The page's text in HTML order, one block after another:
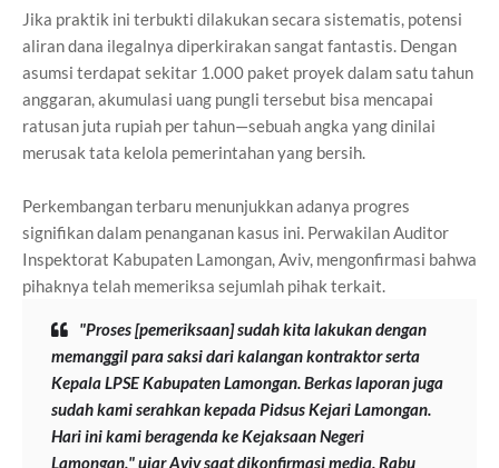
Jika praktik ini terbukti dilakukan secara sistematis, potensi
aliran dana ilegalnya diperkirakan sangat fantastis. Dengan
asumsi terdapat sekitar 1.000 paket proyek dalam satu tahun
anggaran, akumulasi uang pungli tersebut bisa mencapai
ratusan juta rupiah per tahun—sebuah angka yang dinilai
merusak tata kelola pemerintahan yang bersih.
Perkembangan terbaru menunjukkan adanya progres
signifikan dalam penanganan kasus ini. Perwakilan Auditor
Inspektorat Kabupaten Lamongan, Aviv, mengonfirmasi bahwa
pihaknya telah memeriksa sejumlah pihak terkait.
"Proses [pemeriksaan] sudah kita lakukan dengan
memanggil para saksi dari kalangan kontraktor serta
Kepala LPSE Kabupaten Lamongan. Berkas laporan juga
sudah kami serahkan kepada Pidsus Kejari Lamongan.
Hari ini kami beragenda ke Kejaksaan Negeri
Lamongan," ujar Aviv saat dikonfirmasi media, Rabu